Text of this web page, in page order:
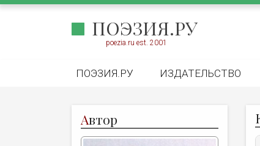
ПОЭЗИЯ.РУ
poezia.ru est. 2001
ПОЭЗИЯ.РУ ИЗДАТЕЛЬСТВО
Автор